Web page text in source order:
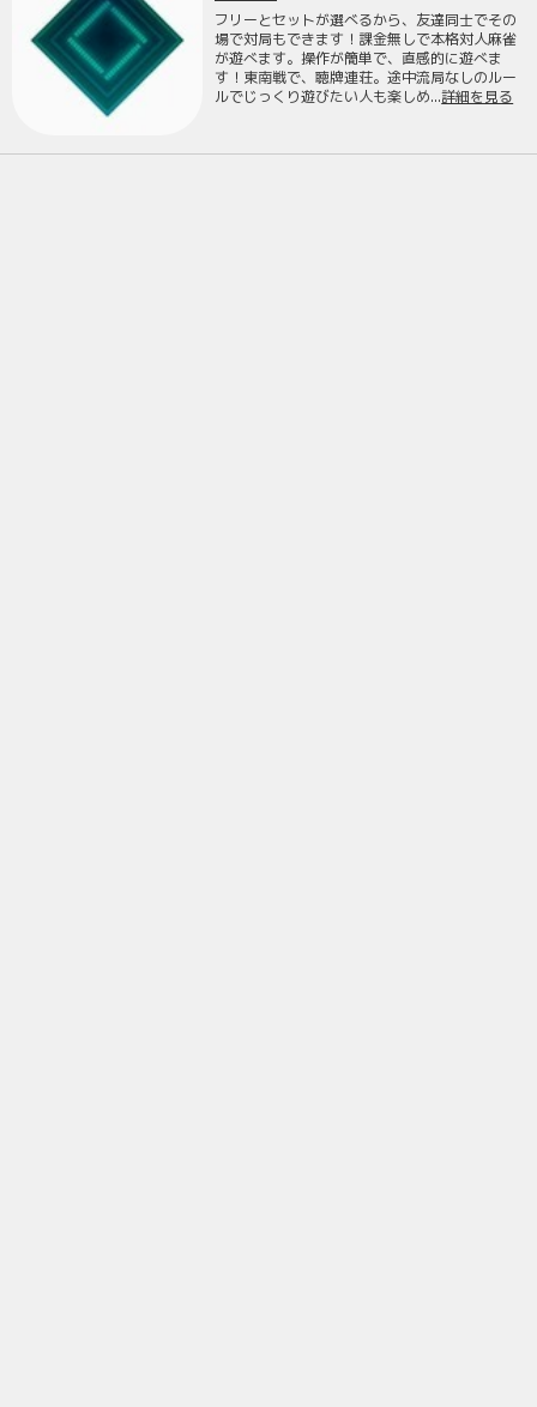
フリーとセットが選べるから、友達同士でその
場で対局もできます！課金無しで本格対人麻雀
が遊べます。操作が簡単で、直感的に遊べま
す！東南戦で、聴牌連荘。途中流局なしのルー
ルでじっくり遊びたい人も楽しめ...詳細を見る